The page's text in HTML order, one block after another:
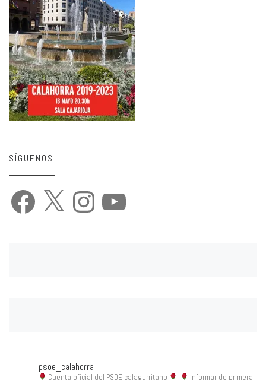
SÍGUENOS
Facebook Instagram YouTube
psoe_calahorra
Cuenta oficial del PSOE calagurritano
Informar de primera